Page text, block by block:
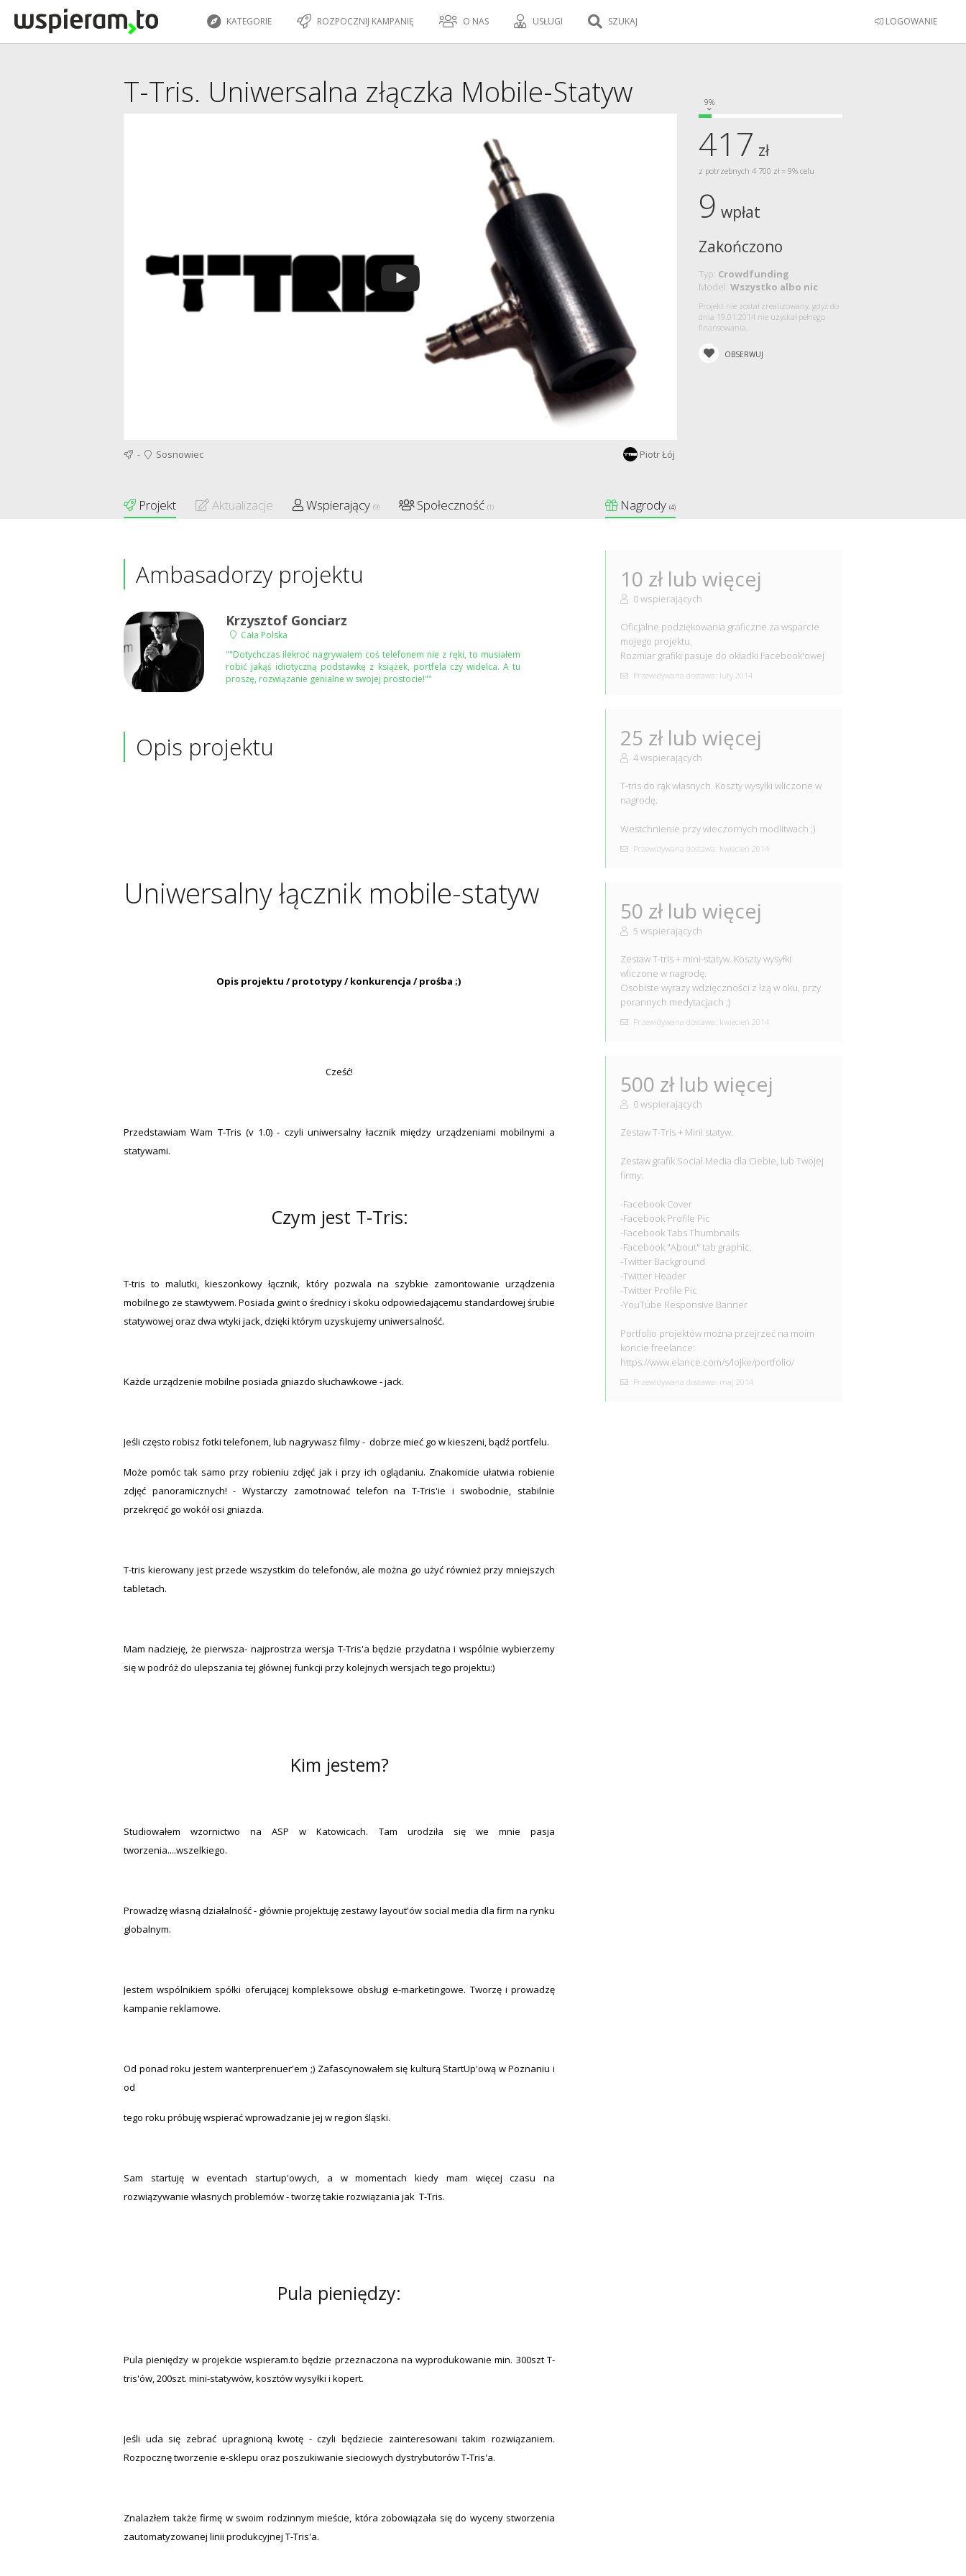
LOGOWANIE
KATEGORIE ROZPOCZNIJ KAMPANIĘ O NAS USŁUGI SZUKAJ
T-Tris. Uniwersalna złączka Mobile-Statyw
- Sosnowiec Piotr Łój
9%
417 zł
z potrzebnych 4 700 zł = 9% celu
9 wpłat
Zakończono
Typ: Crowdfunding
Model: Wszystko albo nic
Projekt nie został zrealizowany, gdyż do
dnia 19.01.2014 nie uzyskał pełnego
finansowania.
OBSERWUJ
Projekt Aktualizacje Wspierający (9) Społeczność (1)
Ambasadorzy projektu
Krzysztof Gonciarz
Cała Polska
""Dotychczas ilekroć nagrywałem coś telefonem nie z ręki, to musiałem
robić jakąś idiotyczną podstawkę z książek, portfela czy widelca. A tu
proszę, rozwiązanie genialne w swojej prostocie!""
Opis projektu
Uniwersalny łącznik mobile-statyw
Opis projektu / prototypy / konkurencja / prośba ;)
Cześć!
Przedstawiam Wam T-Tris (v 1.0) - czyli uniwersalny łacznik między urządzeniami mobilnymi a
statywami.
Czym jest T-Tris:
T-tris to malutki, kieszonkowy łącznik, który pozwala na szybkie zamontowanie urządzenia
mobilnego ze stawtywem. Posiada gwint o średnicy i skoku odpowiedającemu standardowej śrubie
statywowej oraz dwa wtyki jack, dzięki którym uzyskujemy uniwersalność.
Każde urządzenie mobilne posiada gniazdo słuchawkowe - jack.
Jeśli często robisz fotki telefonem, lub nagrywasz filmy - dobrze mieć go w kieszeni, bądź portfelu.
Może pomóc tak samo przy robieniu zdjęć jak i przy ich oglądaniu. Znakomicie ułatwia robienie
zdjęć panoramicznych! - Wystarczy zamotnować telefon na T-Tris'ie i swobodnie, stabilnie
przekręcić go wokół osi gniazda.
T-tris kierowany jest przede wszystkim do telefonów, ale można go użyć również przy mniejszych
tabletach.
Mam nadzieję, że pierwsza- najprostrza wersja T-Tris'a będzie przydatna i wspólnie wybierzemy
się w podróż do ulepszania tej głównej funkcji przy kolejnych wersjach tego projektu:)
Kim jestem?
Studiowałem wzornictwo na ASP w Katowicach. Tam urodziła się we mnie pasja
tworzenia....wszelkiego.
Prowadzę własną działalność - głównie projektuję zestawy layout'ów social media dla firm na rynku
globalnym.
Jestem wspólnikiem spółki oferującej kompleksowe obsługi e-marketingowe. Tworzę i prowadzę
kampanie reklamowe.
Od ponad roku jestem wanterprenuer'em ;) Zafascynowałem się kulturą StartUp'ową w Poznaniu i
od
tego roku próbuję wspierać wprowadzanie jej w region śląski.
Sam startuję w eventach startup'owych, a w momentach kiedy mam więcej czasu na
rozwiązywanie własnych problemów - tworzę takie rozwiązania jak T-Tris.
Pula pieniędzy:
Pula pieniędzy w projekcie wspieram.to będzie przeznaczona na wyprodukowanie min. 300szt T-
tris'ów, 200szt. mini-statywów, kosztów wysyłki i kopert.
Jeśli uda się zebrać upragnioną kwotę - czyli będziecie zainteresowani takim rozwiązaniem.
Rozpocznę tworzenie e-sklepu oraz poszukiwanie sieciowych dystrybutorów T-Tris'a.
Znalazłem także firmę w swoim rodzinnym mieście, która zobowiązała się do wyceny stworzenia
zautomatyzowanej linii produkcyjnej T-Tris'a.
Nagrody (4)
10 zł lub więcej
0 wspierających
Oficjalne podziękowania graficzne za wsparcie
mojego projektu.
Rozmiar grafiki pasuje do okładki Facebook'owej
Przewidywana dostawa: luty 2014
25 zł lub więcej
4 wspierających
T-tris do rąk własnych. Koszty wysyłki wliczone w
nagrodę.
Westchnienie przy wieczornych modlitwach ;)
Przewidywana dostawa: kwiecień 2014
50 zł lub więcej
5 wspierających
Zestaw T-tris + mini-statyw. Koszty wysyłki
wliczone w nagrodę.
Osobiste wyrazy wdzięczności z łzą w oku, przy
porannych medytacjach ;)
Przewidywana dostawa: kwiecień 2014
500 zł lub więcej
0 wspierających
Zestaw T-Tris + Mini statyw.
Zestaw grafik Social Media dla Ciebie, lub Twojej
firmy:
-Facebook Cover
-Facebook Profile Pic
-Facebook Tabs Thumbnails
-Facebook "About" tab graphic.
-Twitter Background
-Twitter Header
-Twitter Profile Pic
-YouTube Responsive Banner
Portfolio projektów można przejrzeć na moim
koncie freelance:
https://www.elance.com/s/lojke/portfolio/
Przewidywana dostawa: maj 2014